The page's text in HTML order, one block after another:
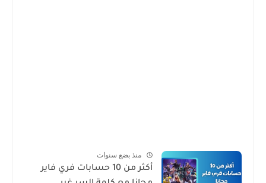
منذ بضع سنوات
أكثر من 10 حسابات فري فاير